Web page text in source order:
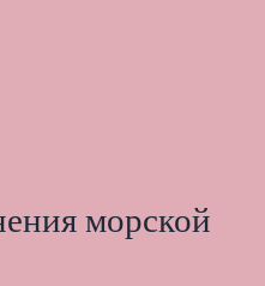
морской